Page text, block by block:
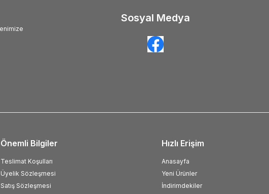
Sosyal Medya
Önemli Bilgiler
Teslimat Koşulları
Üyelik Sözleşmesi
Satış Sözleşmesi
Hızlı Erişim
Anasayfa
Yeni Ürünler
İndirimdekiler